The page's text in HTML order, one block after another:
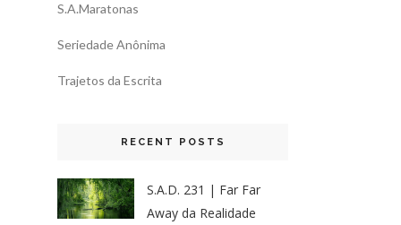
S.A.Maratonas
Seriedade Anônima
Trajetos da Escrita
RECENT POSTS
S.A.D. 231 | Far Far
Away da Realidade